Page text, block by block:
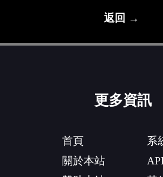
返回 →
更多資訊
首頁
關於本站
系